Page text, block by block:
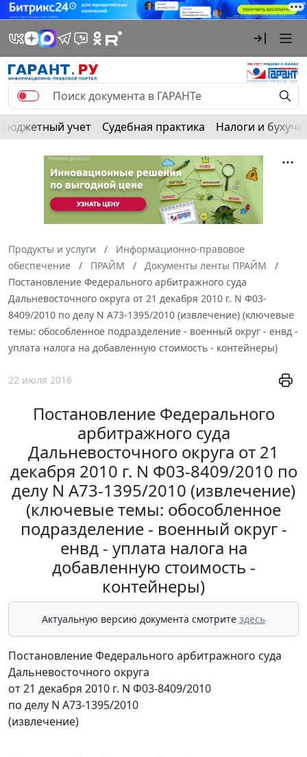
Бюджетный учет Судебная практика Налоги и
Продукты и услуги
Информационно-правовое
обеспечение
ПРАЙМ
Документы ленты ПРАЙМ
Постановление Федерального арбитражного суда
Дальневосточного округа от 21 декабря 2010 г. N Ф03-
8409/2010 по делу N А73-1395/2010 (извлечение) (ключевые
темы: обособленное подразделение - военный округ - енвд -
уплата налога на добавленную стоимость - контейнеры)
22 июля 2016
Постановление Федерального
арбитражного суда
Дальневосточного округа от 21
декабря 2010 г. N Ф03-8409/2010 по
делу N А73-1395/2010 (извлечение)
(ключевые темы: обособленное
подразделение - военный округ -
енвд - уплата налога на
добавленную стоимость -
контейнеры)
Актуальную версию документа смотрите здесь
Постановление Федерального арбитражного суда
Дальневосточного округа
от 21 декабря 2010 г. N Ф03-8409/2010
по делу N А73-1395/2010
(извлечение)